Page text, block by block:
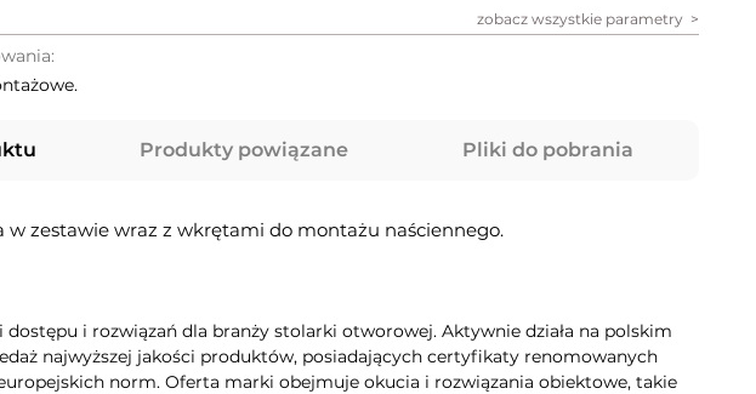
zobacz wszystkie parametry
Produkty powiązane Pliki do pobrania
w zestawie wraz z wkrętami do montażu naściennego.
i rozwiązań dla branży stolarki otworowej. Aktywnie działa na polskim
najwyższej jakości produktów, posiadających certyfikaty renomowanych
norm. Oferta marki obejmuje okucia i rozwiązania obiektowe, takie